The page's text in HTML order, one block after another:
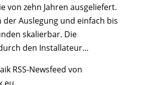
von zehn Jahren ausgeliefert.
der Auslegung und einfach bis
skalierbar. Die
den Installateur…
RSS-Newsfeed von